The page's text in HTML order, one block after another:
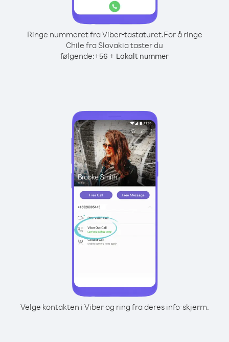
Ringe nummeret fra Viber-tastaturet.For å ringe
Chile fra Slovakia taster du
følgende:+56 + Lokalt nummer
Velge kontakten i Viber og ring fra deres info-skjerm.